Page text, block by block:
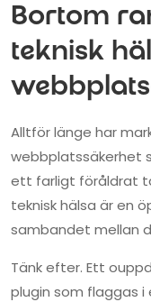
Bortom
teknisk
Alltför länge har
webbplatssäkerhet
ett farligt föråldrat
teknisk hälsa är en
sambandet mellan
Tänk efter. Ett
plugin som flaggas i